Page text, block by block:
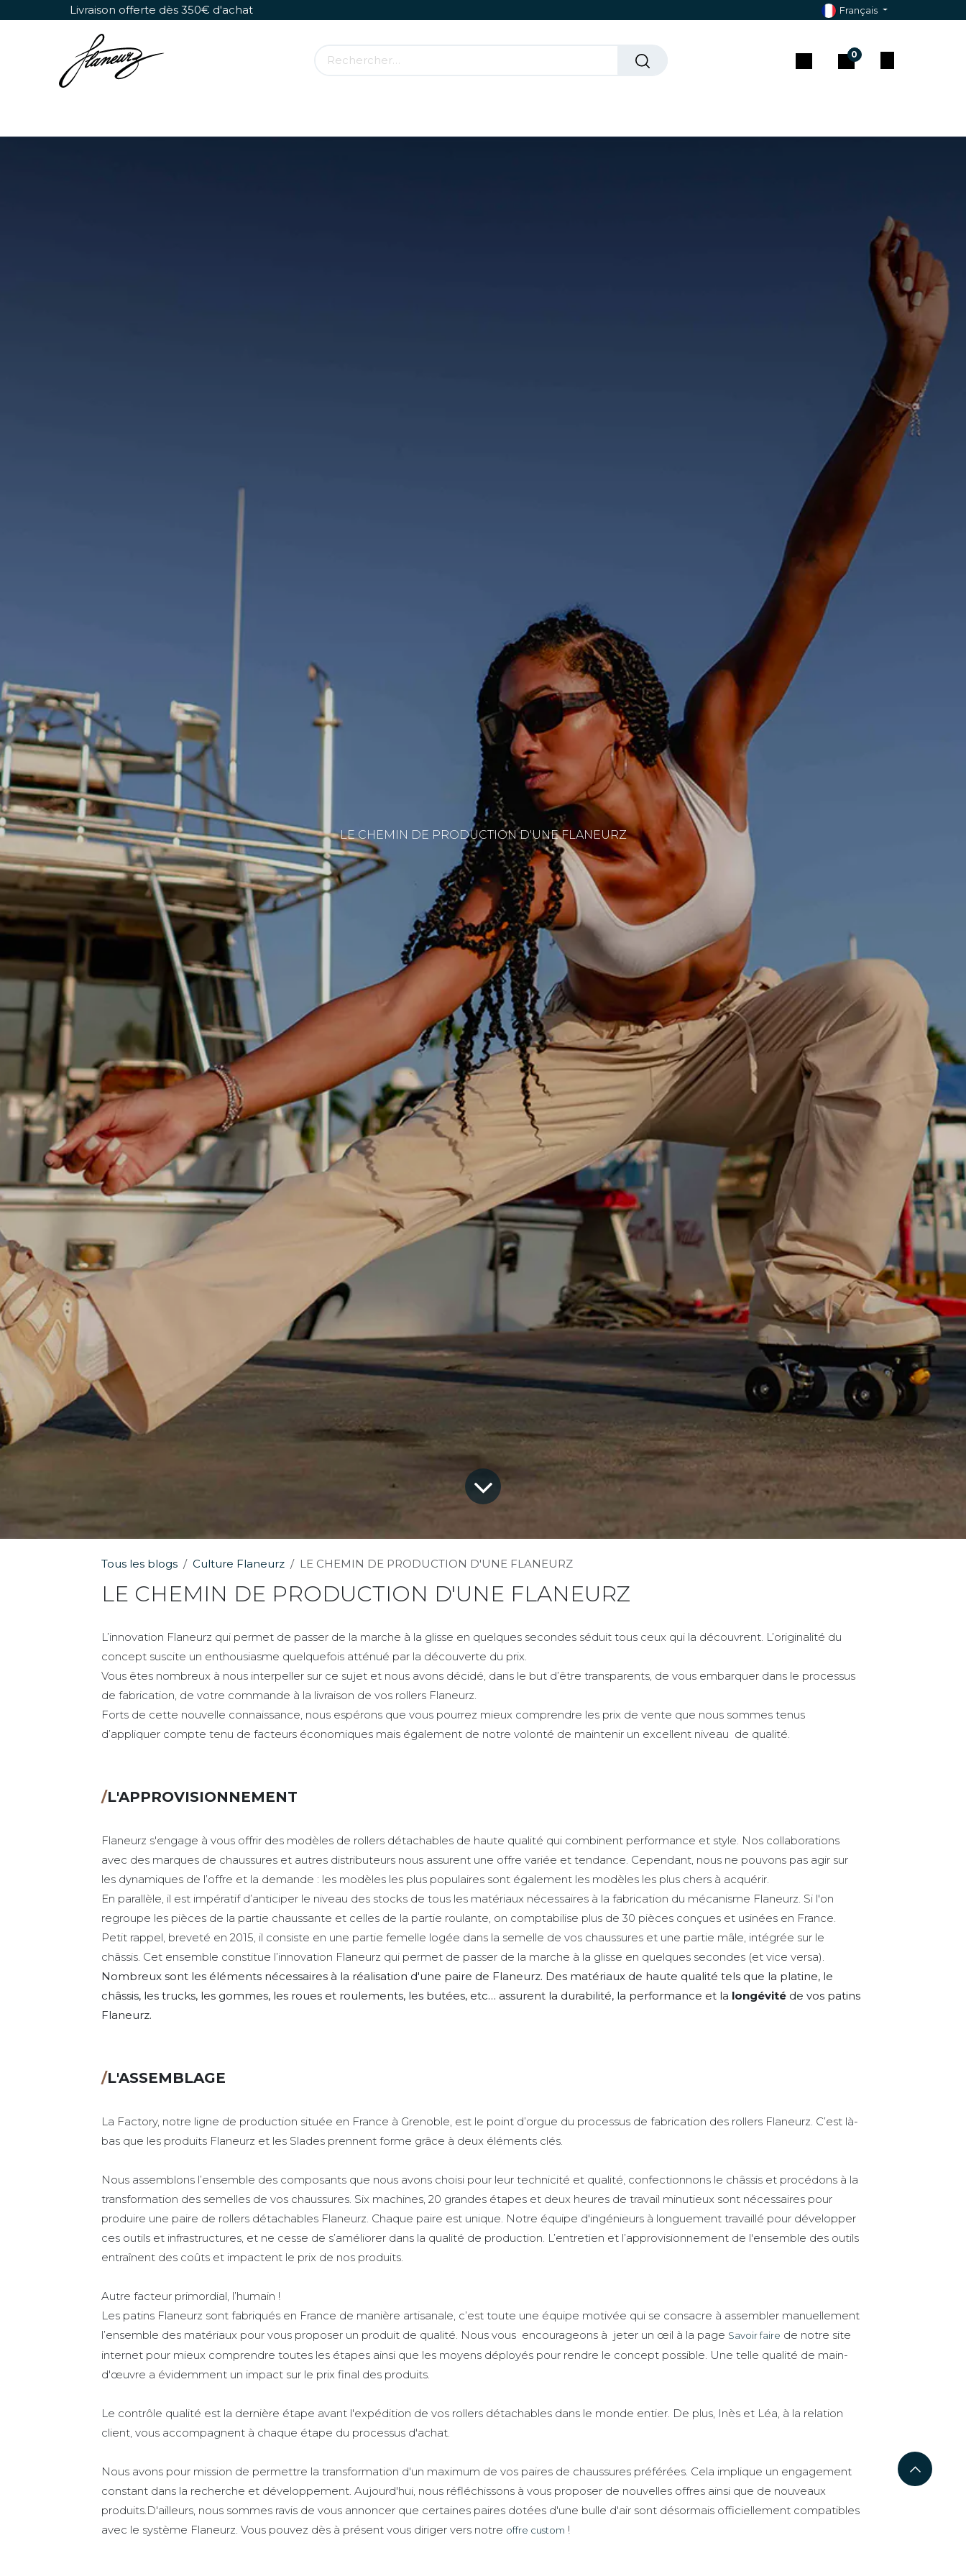
Se rendre au contenuLivraison offerte dès 350€ d'achat Français
0
LE CHEMIN DE PRODUCTION D'UNE FLANEURZ
Tous les blogs Culture Flaneurz LE CHEMIN DE PRODUCTION D'UNE FLANEURZ
LE CHEMIN DE PRODUCTION D'UNE FLANEURZ
L’innovation Flaneurz qui permet de passer de la marche à la glisse en quelques secondes séduit tous ceux qui la découvrent. L’originalité du
concept suscite un enthousiasme quelquefois atténué par la découverte du prix.
Vous êtes nombreux à nous interpeller sur ce sujet et nous avons décidé, dans le but d’être transparents, de vous embarquer dans le processus
de fabrication, de votre commande à la livraison de vos rollers Flaneurz.
Forts de cette nouvelle connaissance, nous espérons que vous pourrez mieux comprendre les prix de vente que nous sommes tenus
d’appliquer compte tenu de facteurs économiques mais également de notre volonté de maintenir un excellent niveau de qualité.
/L'APPROVISIONNEMENT
Flaneurz s'engage à vous offrir des modèles de rollers détachables de haute qualité qui combinent performance et style. Nos collaborations
avec des marques de chaussures et autres distributeurs nous assurent une offre variée et tendance. Cependant, nous ne pouvons pas agir sur
les dynamiques de l’offre et la demande : les modèles les plus populaires sont également les modèles les plus chers à acquérir.
En parallèle, il est impératif d’anticiper le niveau des stocks de tous les matériaux nécessaires à la fabrication du mécanisme Flaneurz. Si l'on
regroupe les pièces de la partie chaussante et celles de la partie roulante, on comptabilise plus de 30 pièces conçues et usinées en France.
Petit rappel, breveté en 2015, il consiste en une partie femelle logée dans la semelle de vos chaussures et une partie mâle, intégrée sur le
châssis. Cet ensemble constitue l’innovation Flaneurz qui permet de passer de la marche à la glisse en quelques secondes (et vice versa).
Nombreux sont les éléments nécessaires à la réalisation d'une paire de Flaneurz. Des matériaux de haute qualité tels que la platine, le
châssis, les trucks, les gommes, les roues et roulements, les butées, etc… assurent la durabilité, la performance et la longévité de vos patins
Flaneurz.
/L'ASSEMBLAGE
La Factory, notre ligne de production située en France à Grenoble, est le point d’orgue du processus de fabrication des rollers Flaneurz. C’est là-
bas que les produits Flaneurz et les Slades prennent forme grâce à deux éléments clés.
Nous assemblons l’ensemble des composants que nous avons choisi pour leur technicité et qualité, confectionnons le châssis et procédons à la
transformation des semelles de vos chaussures. Six machines, 20 grandes étapes et deux heures de travail minutieux sont nécessaires pour
produire une paire de rollers détachables Flaneurz. Chaque paire est unique. Notre équipe d'ingénieurs à longuement travaillé pour développer
ces outils et infrastructures, et ne cesse de s’améliorer dans la qualité de production. L’entretien et l’approvisionnement de l'ensemble des outils
entraînent des coûts et impactent le prix de nos produits.
Autre facteur primordial, l’humain !
Les patins Flaneurz sont fabriqués en France de manière artisanale, c’est toute une équipe motivée qui se consacre à assembler manuellement
l’ensemble des matériaux pour vous proposer un produit de qualité. Nous vous encourageons à jeter un œil à la page Savoir faire de notre site
internet pour mieux comprendre toutes les étapes ainsi que les moyens déployés pour rendre le concept possible. Une telle qualité de main-
d'œuvre a évidemment un impact sur le prix final des produits.
Le contrôle qualité est la dernière étape avant l'expédition de vos rollers détachables dans le monde entier. De plus, Inès et Léa, à la relation
client, vous accompagnent à chaque étape du processus d'achat.
Nous avons pour mission de permettre la transformation d'un maximum de vos paires de chaussures préférées. Cela implique un engagement
constant dans la recherche et développement. Aujourd'hui, nous réfléchissons à vous proposer de nouvelles offres ainsi que de nouveaux
produits.D'ailleurs, nous sommes ravis de vous annoncer que certaines paires dotées d'une bulle d'air sont désormais officiellement compatibles
avec le système Flaneurz. Vous pouvez dès à présent vous diriger vers notre offre custom !